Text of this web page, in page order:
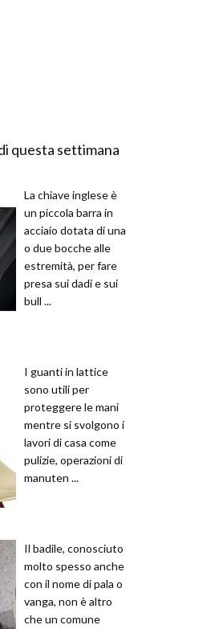
questa settimana
La chiave inglese è
un piccola barra in
acciaio dotata di una
o due bocche alle
estremità, per fare
presa sui dadi e sui
bull ...
I guanti in lattice
sono utili per
proteggere le mani
mentre si svolgono i
lavori di casa come
pulizie, operazioni di
manuten ...
Il badile, conosciuto
molto spesso anche
con il nome di pala o
vanga, non è altro
che un comune